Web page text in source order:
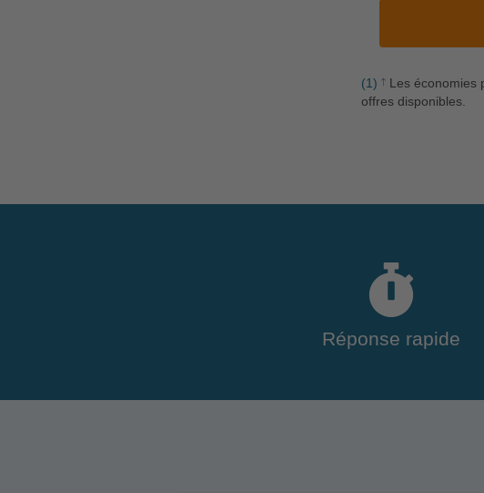
(1)
Les économies
offres disponibles.
Réponse rapide